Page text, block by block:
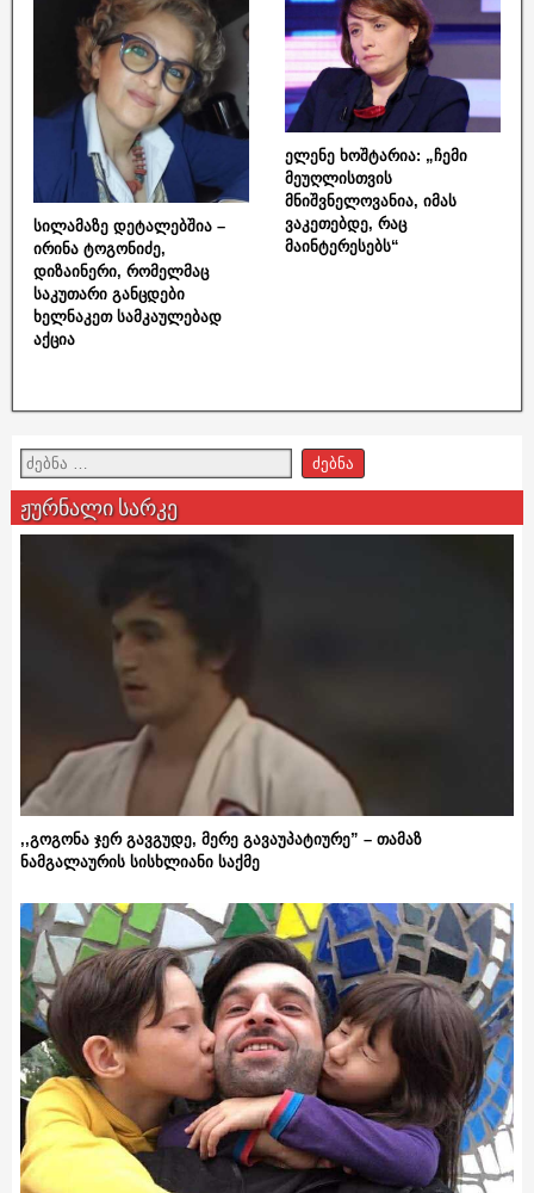
სილამაზე დეტალებშია –
ირინა ტოგონიძე,
დიზაინერი, რომელმაც
საკუთარი განცდები
ხელნაკეთ სამკაულებად
აქცია
ელენე ხოშტარია: „ჩემი
მეუღლისთვის
მნიშვნელოვანია, იმას
ვაკეთებდე, რაც
მაინტერესებს“
ჟურნალი სარკე
,,გოგონა ჯერ გავგუდე, მერე გავაუპატიურე” – თამაზ
ნამგალაურის სისხლიანი საქმე